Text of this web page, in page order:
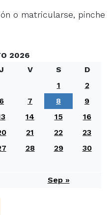
o matricularse, pinche
2026
V S
D
1
2
6 7 8
9
14 15
16
21 22
23
28 29
30
Sep »